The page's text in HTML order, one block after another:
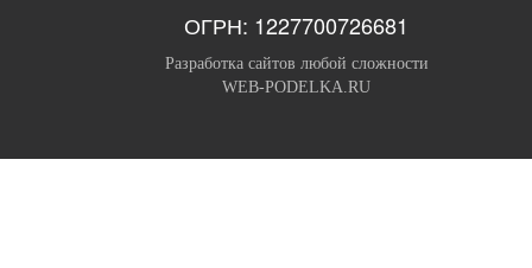
ОГРН: 1227700726681
Разработка сайтов любой сложности
WEB-PODELKA.RU